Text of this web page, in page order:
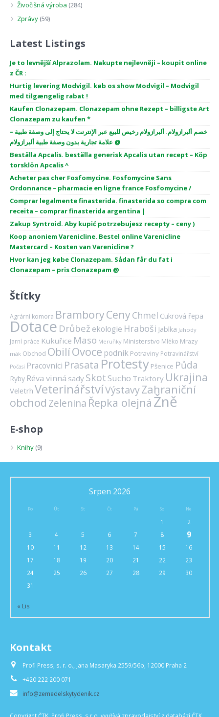
Živočišná výroba (284)
Zprávy (59)
Latest Listings
Je to levnější Alprazolam. Nakupte nejlevněji – koupit online
z ČR :
Hurtig levering Modvigil. køb os show Modvigil – Modvigil
med tilgængelig rabat !
Kaufen Clonazepam. Clonazepam ohne Rezept – billigste Art
Clonazepam zu kaufen *
خصم ألبرازولام. ألبرازولام رخيص للبيع عبر الإنترنت لا يحتاج إلى وصفة طبية –
علامة تجارية بدون وصفة طبية ألبرازولام @
Beställa Apcalis. beställa generisk Apcalis utan recept – Köp
torsklön Apcalis ^
Acheter pas cher Fosfomycine. Fosfomycine Sans
Ordonnance – pharmacie en ligne france Fosfomycine /
Comprar legalmente finasterida. finasterida so compra com
receita – comprar finasterida argentina |
Zakup Syntroid. Aby kupić potrzebujesz recepty – ceny )
Koop anoniem Varenicline. Bestel online Varenicline
Mastercard – Kosten van Varenicline ?
Hvor kan jeg købe Clonazepam. Sådan får du fat i
Clonazepam – pris Clonazepam @
Štítky
Agrární komora BramboryCenyChmel Cukrová řepa
Dotace Drůbež ekologie Hraboši Jablka Jahody
Jarní práce Kukuřice Maso Meruňky Ministerstvo Mléko Mrazy
mák Obchod ObilíOvoce podnik Potraviny Potravinářství
Počasí Pracovníci Prasata Protesty Pšenice Půda
Ryby Réva vinná sady Skot Sucho Traktory Ukrajina
Veletrh VeterinářstvíVýstavyZahraniční
obchod Zelenina Řepka olejná Žně
E-shop
Knihy (9)
Srpen 2026
Po Út St Čt Pá So Ne
1
2
3
4 5 6 7 8 9
10 11 12 13 14 15
16
17
18 19 20 21 22
23
24
25 26 27 28 29
30
31
« Lis
Kontakt
Profi Press, s. r. o., Jana Masaryka 2559/56b, 12000 Praha 2
+420 222 200 071
info@zemedelskytydenik.cz